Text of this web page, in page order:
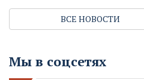
ВСЕ НОВОСТИ
Мы в соцсетях